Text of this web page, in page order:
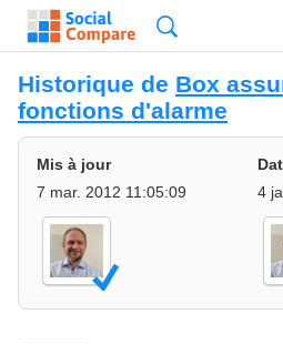
Historique de Box
fonctions d'alarme
Mis à jour
7 mar. 2012 11:05:09
4